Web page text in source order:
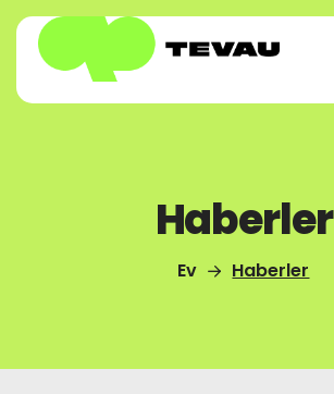
Haberler
Ev Haberler